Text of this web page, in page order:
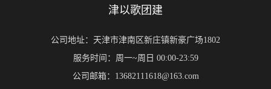
津以歌团建
公司地址：天津市津南区新庄镇新豪广场1802
服务时间：周一~周日 00:00-23:59
公司邮箱：13682111618@163.com